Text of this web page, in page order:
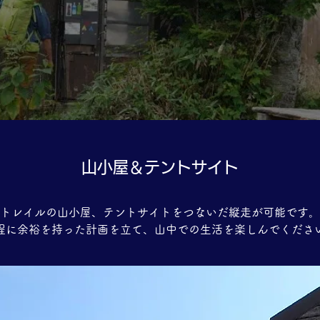
山小屋＆テントサイト
トレイルの山小屋、テントサイトをつないだ縦走が可能です。
に余裕を持った計画を立て、山中での生活を楽しんでくださ